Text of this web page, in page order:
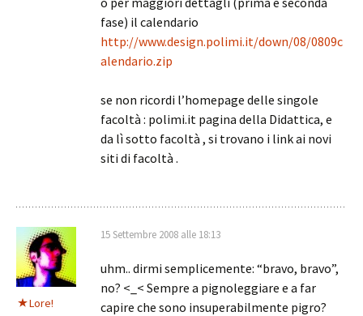
fase) il calendario
http://www.design.polimi.it/down/08/0809c
alendario.zip
se non ricordi l’homepage delle singole
facoltà : polimi.it pagina della Didattica, e
da lì sotto facoltà , si trovano i link ai novi
siti di facoltà .
Lore!
15 Settembre 2008 alle 18:13
uhm.. dirmi semplicemente: “bravo, bravo”,
no? <_< Sempre a pignoleggiare e a far
capire che sono insuperabilmente pigro?